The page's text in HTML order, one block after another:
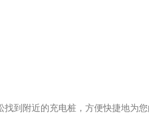
到附近的充电桩，方便快捷地为您